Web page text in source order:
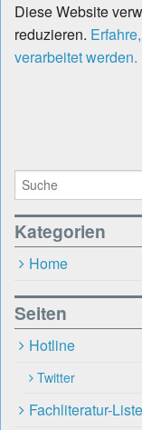
Diese Website
reduzieren.
verarbeitet werden.
Kategorien
Home
Seiten
Hotline
Twitter
Fachliteratur-Liste